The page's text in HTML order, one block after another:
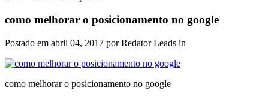
como melhorar o posicionamento no google
Postado em abril 04, 2017 por Redator Leads in
como melhorar o posicionamento no google